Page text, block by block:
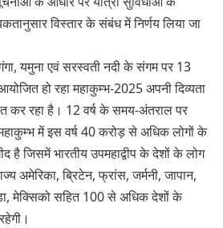
विस्तार के संबंध में निर्णय लिया जा
यमुना एवं सरस्वती नदी के संगम पर 13
हो रहा महाकुम्भ-2025 अपनी दिव्यता
कर रहा है। 12 वर्ष के समय-अंतराल पर
में इस वर्ष 40 करोड़ से अधिक लोगों के
है जिसमें भारतीय उपमहाद्वीप के देशों के लोग
अमेरिका, ब्रिटेन, फ्रांस, जर्मनी, जापान,
मेक्सिको सहित 100 से अधिक देशों के